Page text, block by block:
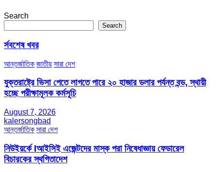
Search
Search
র্সবশেষ খবর
আন্তর্জাতিক জাতীয় সারা দেশ
যুক্তরাষ্ট্রে ভিসা পেতে লাগতে পারে ২০ হাজার ডলার পর্যন্ত বন্ড, স্থায়ী
হচ্ছে পরীক্ষামূলক কর্মসূচি
August 7, 2026
kalersongbad
আন্তর্জাতিক সারা দেশ
নিউইয়র্কে Iআইসিই এজেন্টদের মাস্ক পরা নিষেধাজ্ঞায় ফেডারেল
বিচারকের স্থগিতাদেশ